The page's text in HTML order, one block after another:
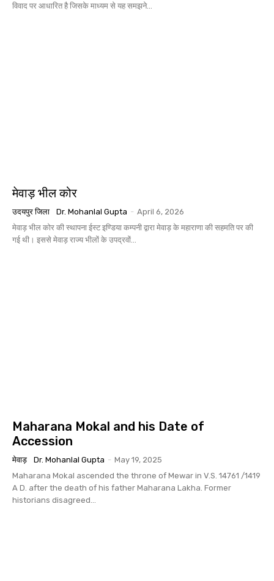
विवाद पर आधारित है जिसके माध्यम से यह समझने...
मेवाड़ भील कोर
उदयपुर जिला Dr. Mohanlal Gupta - April 6, 2026
मेवाड़ भील कोर की स्थापना ईस्ट इण्डिया कम्पनी द्वारा मेवाड़ के महाराणा की सहमति पर की
गई थी। इससे मेवाड़ राज्य भीलों के उपद्रवों...
Maharana Mokal and his Date of
Accession
मेवाड़ Dr. Mohanlal Gupta - May 19, 2025
Maharana Mokal ascended the throne of Mewar in V.S. 14761 /1419
A D. after the death of his father Maharana Lakha. Former
historians disagreed...